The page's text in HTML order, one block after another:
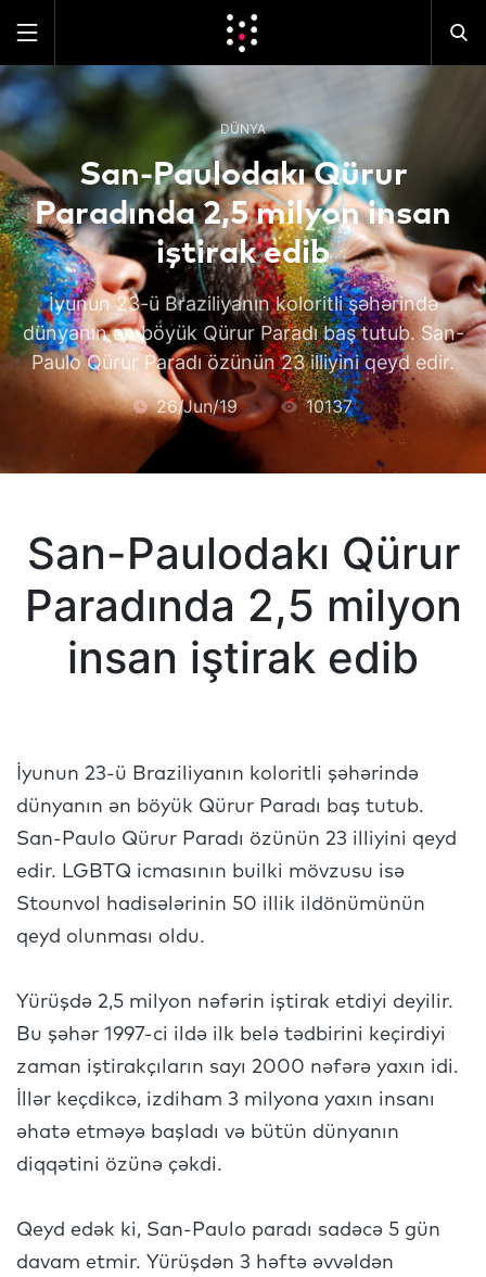
DÜNYA
San-Paulodakı Qürur
Paradında 2,5 milyon insan
iştirak edib
İyunun 23-ü Braziliyanın koloritli şəhərində
dünyanın ən böyük Qürur Paradı baş tutub. San-
Paulo Qürur Paradı özünün 23 illiyini qeyd edir.
26/Jun/19 10137
San-Paulodakı Qürur
Paradında 2,5 milyon
insan iştirak edib
İyunun 23-ü Braziliyanın koloritli şəhərində
dünyanın ən böyük Qürur Paradı baş tutub.
San-Paulo Qürur Paradı özünün 23 illiyini qeyd
edir. LGBTQ icmasının builki mövzusu isə
Stounvol hadisələrinin 50 illik ildönümünün
qeyd olunması oldu.
Yürüşdə 2,5 milyon nəfərin iştirak etdiyi deyilir.
Bu şəhər 1997-ci ildə ilk belə tədbirini keçirdiyi
zaman iştirakçıların sayı 2000 nəfərə yaxın idi.
İllər keçdikcə, izdiham 3 milyona yaxın insanı
əhatə etməyə başladı və bütün dünyanın
diqqətini özünə çəkdi.
Qeyd edək ki, San-Paulo paradı sadəcə 5 gün
davam etmir. Yürüşdən 3 həftə əvvəldən